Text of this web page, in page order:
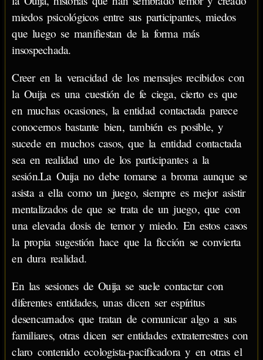
miedos psicológicos entre sus participantes, miedos
que luego se manifiestan de la forma más
insospechada.
Creer en la veracidad de los mensajes recibidos con
la Ouija es una cuestión de fe ciega, cierto es que
en muchas ocasiones, la entidad contactada parece
conocernos bastante bien, también es posible, y
sucede en muchos casos, que la entidad contactada
sea en realidad uno de los participantes a la
sesión.La Ouija no debe tomarse a broma aunque se
asista a ella como un juego, siempre es mejor asistir
mentalizados de que se trata de un juego, que con
una elevada dosis de temor y miedo. En estos casos
la propia sugestión hace que la ficción se convierta
en dura realidad.
En las sesiones de Ouija se suele contactar con
diferentes entidades, unas dicen ser espíritus
desencarnados que tratan de comunicar algo a sus
familiares, otras dicen ser entidades extraterrestres con
claro contenido ecologista-pacificadora y en otras el